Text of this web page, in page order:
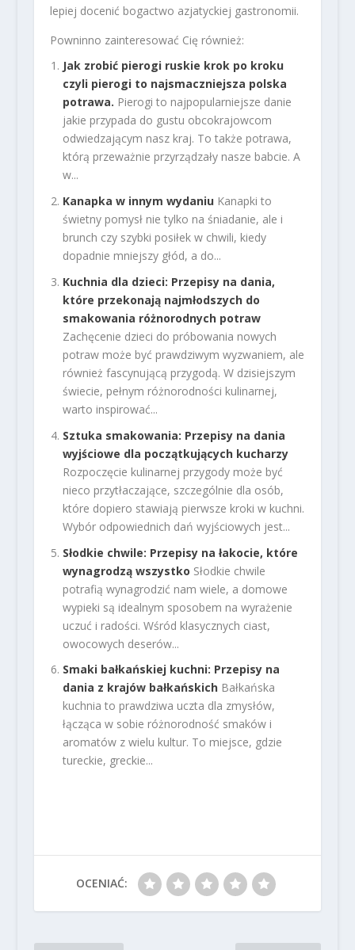
lepiej docenić bogactwo azjatyckiej gastronomii.
Powninno zainteresować Cię również:
Jak zrobić pierogi ruskie krok po kroku
czyli pierogi to najsmaczniejsza polska
potrawa. Pierogi to najpopularniejsze danie
jakie przypada do gustu obcokrajowcom
odwiedzającym nasz kraj. To także potrawa,
którą przeważnie przyrządzały nasze babcie. A
w...
Kanapka w innym wydaniu Kanapki to
świetny pomysł nie tylko na śniadanie, ale i
brunch czy szybki posiłek w chwili, kiedy
dopadnie mniejszy głód, a do...
Kuchnia dla dzieci: Przepisy na dania,
które przekonają najmłodszych do
smakowania różnorodnych potraw
Zachęcenie dzieci do próbowania nowych
potraw może być prawdziwym wyzwaniem, ale
również fascynującą przygodą. W dzisiejszym
świecie, pełnym różnorodności kulinarnej,
warto inspirować...
Sztuka smakowania: Przepisy na dania
wyjściowe dla początkujących kucharzy
Rozpoczęcie kulinarnej przygody może być
nieco przytłaczające, szczególnie dla osób,
które dopiero stawiają pierwsze kroki w kuchni.
Wybór odpowiednich dań wyjściowych jest...
Słodkie chwile: Przepisy na łakocie, które
wynagrodzą wszystko Słodkie chwile
potrafią wynagrodzić nam wiele, a domowe
wypieki są idealnym sposobem na wyrażenie
uczuć i radości. Wśród klasycznych ciast,
owocowych deserów...
Smaki bałkańskiej kuchni: Przepisy na
dania z krajów bałkańskich Bałkańska
kuchnia to prawdziwa uczta dla zmysłów,
łącząca w sobie różnorodność smaków i
aromatów z wielu kultur. To miejsce, gdzie
tureckie, greckie...
OCENIAĆ: